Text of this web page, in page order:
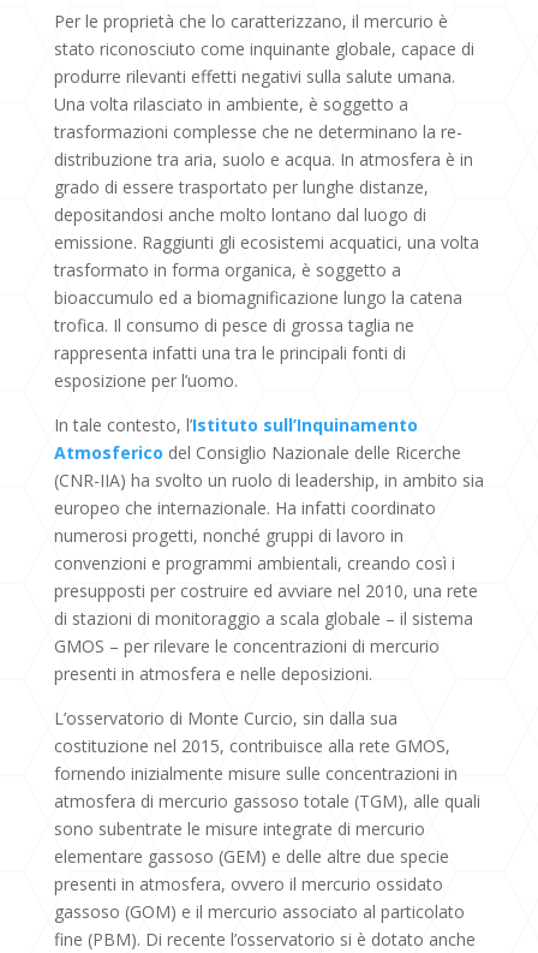
Per le proprietà che lo caratterizzano, il mercurio è
stato riconosciuto come inquinante globale, capace di
produrre rilevanti effetti negativi sulla salute umana.
Una volta rilasciato in ambiente, è soggetto a
trasformazioni complesse che ne determinano la re-
distribuzione tra aria, suolo e acqua. In atmosfera è in
grado di essere trasportato per lunghe distanze,
depositandosi anche molto lontano dal luogo di
emissione. Raggiunti gli ecosistemi acquatici, una volta
trasformato in forma organica, è soggetto a
bioaccumulo ed a biomagnificazione lungo la catena
trofica. Il consumo di pesce di grossa taglia ne
rappresenta infatti una tra le principali fonti di
esposizione per l’uomo.
In tale contesto, l’Istituto sull’Inquinamento
Atmosferico del Consiglio Nazionale delle Ricerche
(CNR-IIA) ha svolto un ruolo di leadership, in ambito sia
europeo che internazionale. Ha infatti coordinato
numerosi progetti, nonché gruppi di lavoro in
convenzioni e programmi ambientali, creando così i
presupposti per costruire ed avviare nel 2010, una rete
di stazioni di monitoraggio a scala globale – il sistema
GMOS – per rilevare le concentrazioni di mercurio
presenti in atmosfera e nelle deposizioni.
L’osservatorio di Monte Curcio, sin dalla sua
costituzione nel 2015, contribuisce alla rete GMOS,
fornendo inizialmente misure sulle concentrazioni in
atmosfera di mercurio gassoso totale (TGM), alle quali
sono subentrate le misure integrate di mercurio
elementare gassoso (GEM) e delle altre due specie
presenti in atmosfera, ovvero il mercurio ossidato
gassoso (GOM) e il mercurio associato al particolato
fine (PBM). Di recente l’osservatorio si è dotato anche